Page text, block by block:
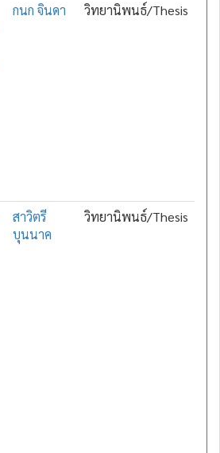
กนก จินดา วิทยานิพนธ์/Thesis
สาวิตรี
บุนนาค
วิทยานิพนธ์/Thesis